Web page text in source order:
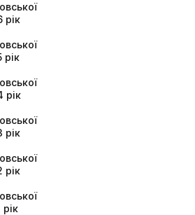
рік
рік
рік
рік
рік